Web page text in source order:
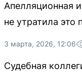
Апелляционная
не утратила это
3 марта, 2026, 12:06
Судебная